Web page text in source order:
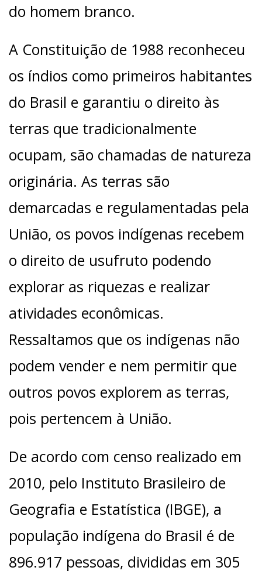
do homem branco.
A Constituição de 1988 reconheceu
os índios como primeiros habitantes
do Brasil e garantiu o direito às
terras que tradicionalmente
ocupam, são chamadas de natureza
originária. As terras são
demarcadas e regulamentadas pela
União, os povos indígenas recebem
o direito de usufruto podendo
explorar as riquezas e realizar
atividades econômicas.
Ressaltamos que os indígenas não
podem vender e nem permitir que
outros povos explorem as terras,
pois pertencem à União.
De acordo com censo realizado em
2010, pelo Instituto Brasileiro de
Geografia e Estatística (IBGE), a
população indígena do Brasil é de
896.917 pessoas, divididas em 305